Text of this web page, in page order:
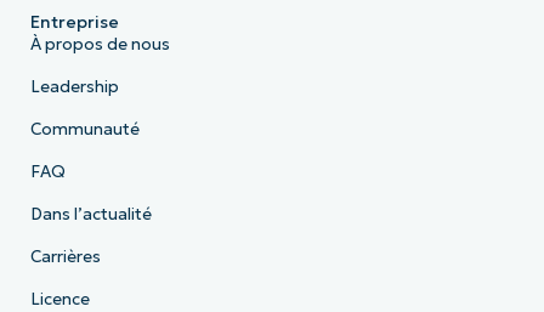
Entreprise
À propos de nous
Leadership
Communauté
FAQ
Dans l’actualité
Carrières
Licence